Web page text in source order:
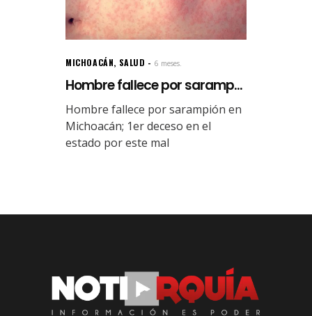
MICHOACÁN, SALUD 6 meses.
Hombre fallece por saramp...
Hombre fallece por sarampión en
Michoacán; 1er deceso en el
estado por este mal